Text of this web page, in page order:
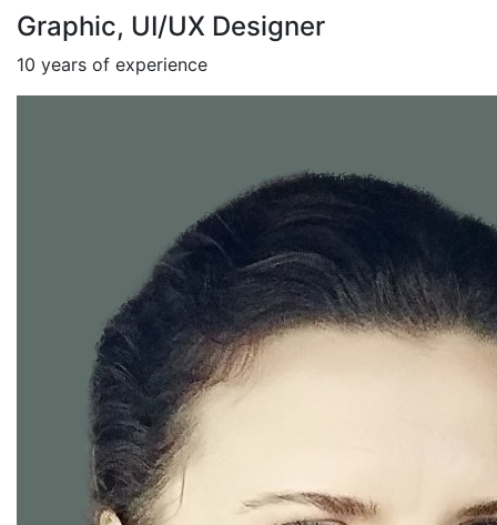
Graphic, UI/UX Designer
10 years of experience